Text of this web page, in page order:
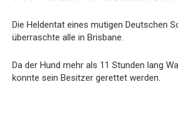
Die Heldentat eines mutigen Deutschen
überraschte alle in Brisbane.
Da der Hund mehr als 11 Stunden lang
konnte sein Besitzer gerettet werden.